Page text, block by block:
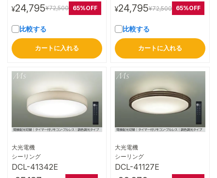
¥24,795¥72,500 65%OFF
比較する
カートに入れる
¥24,795¥72,500 65%OFF
比較する
カートに入れる
大光電機
シーリング
DCL-41342E
大光電機
シーリング
DCL-41127E